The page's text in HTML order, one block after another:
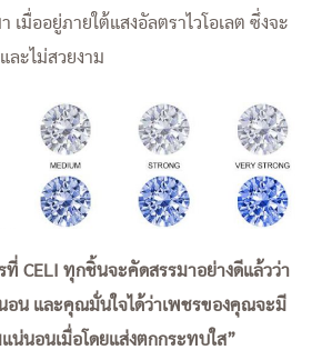
เมื่ออยู่ภายใต้แสงอัลตราไวโอเลต ซึ่งจะ
ละไม่สวยงาม
ทุกชิ้นจะคัดสรรมาอย่างดีแล้วว่า
อน และคุณมั่นใจได้ว่าเพชรของคุณจะมี
น่นอนเมื่อโดยแส่งตกกระทบใส”